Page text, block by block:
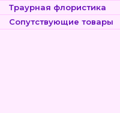
Траурная флористика
Сопутствующие товары